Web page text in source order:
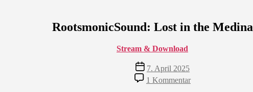
RootsmonicSound: Lost in the Medina
Stream & Download
Veröffentlichungsdatum
7. April 2025
1 Kommentarzu
RootsmonicSound: